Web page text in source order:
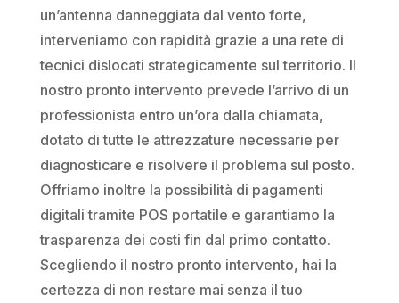
un’antenna danneggiata dal vento forte,
interveniamo con rapidità grazie a una rete di
tecnici dislocati strategicamente sul territorio. Il
nostro pronto intervento prevede l’arrivo di un
professionista entro un’ora dalla chiamata,
dotato di tutte le attrezzature necessarie per
diagnosticare e risolvere il problema sul posto.
Offriamo inoltre la possibilità di pagamenti
digitali tramite POS portatile e garantiamo la
trasparenza dei costi fin dal primo contatto.
Scegliendo il nostro pronto intervento, hai la
certezza di non restare mai senza il tuo